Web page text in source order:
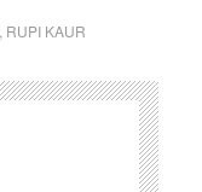
RUPI KAUR